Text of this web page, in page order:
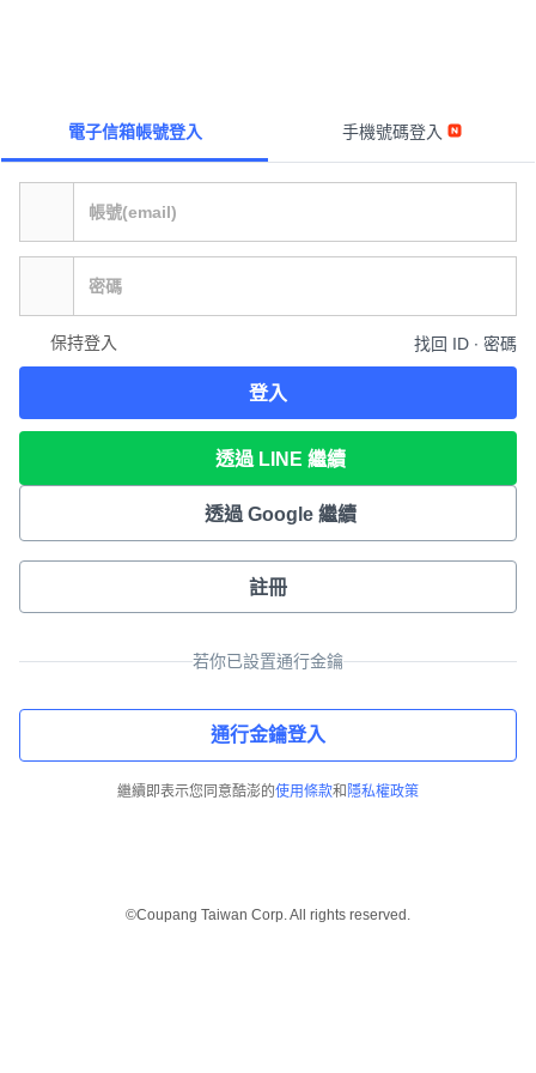
電子信箱帳號登入 手機號碼登入
保持登入 找回 ID ∙ 密碼
登入
透過 LINE 繼續
透過 Google 繼續
註冊
若你已設置通行金鑰
通行金鑰登入
繼續即表示您同意酷澎的使用條款和 隱私權政策
©Coupang Taiwan Corp. All rights reserved.